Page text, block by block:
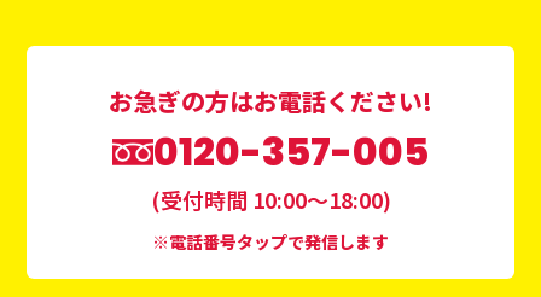
お急ぎの方はお電話ください!
0120-357-005
(受付時間 10:00〜18:00)
※電話番号タップで発信します